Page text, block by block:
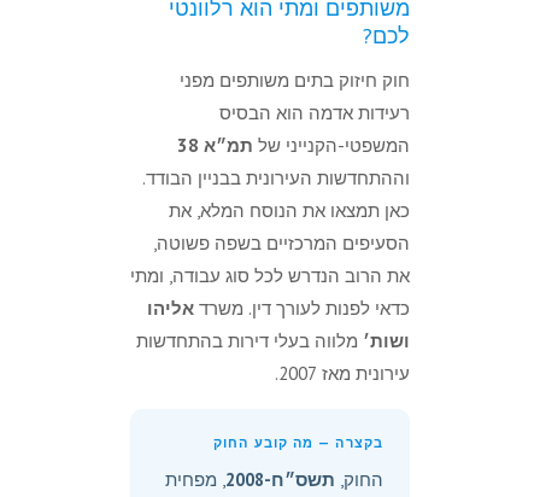
משותפים ומתי הוא רלוונטי
לכם?
חוק חיזוק בתים משותפים מפני
רעידות אדמה הוא הבסיס
המשפטי-הקנייני של תמ״א 38
וההתחדשות העירונית בבניין הבודד.
כאן תמצאו את הנוסח המלא, את
הסעיפים המרכזיים בשפה פשוטה,
את הרוב הנדרש לכל סוג עבודה, ומתי
כדאי לפנות לעורך דין. משרד אליהו
ושות׳ מלווה בעלי דירות בהתחדשות
עירונית מאז 2007.
בקצרה — מה קובע החוק
החוק, תשס״ח-2008
, מפחית